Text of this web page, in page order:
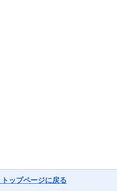
ップページに戻る